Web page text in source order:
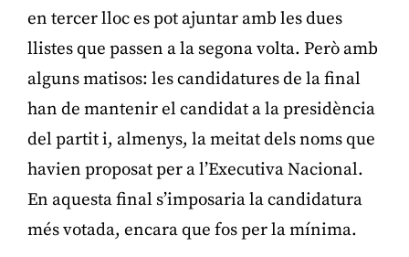
en tercer lloc es pot ajuntar amb les dues
llistes que passen a la segona volta. Però amb
alguns matisos: les candidatures de la final
han de mantenir el candidat a la presidència
del partit i, almenys, la meitat dels noms que
havien proposat per a l’Executiva Nacional.
En aquesta final s’imposaria la candidatura
més votada, encara que fos per la mínima.